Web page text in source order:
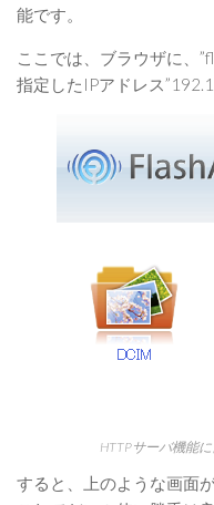
能です。
ここでは、ブラウザに、
指定したIPアドレス
HTTPサーバ機能
すると、上のような画面